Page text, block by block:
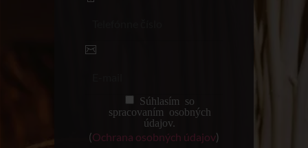
Súhlasím so
spracovaním osobných
údajov.
(Ochrana osobných údajov)